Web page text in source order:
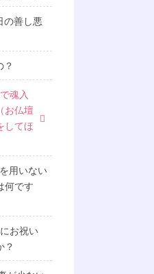
の善し悪
？
魂入
お仏壇
してほ
用いない
何です
お祝い
？